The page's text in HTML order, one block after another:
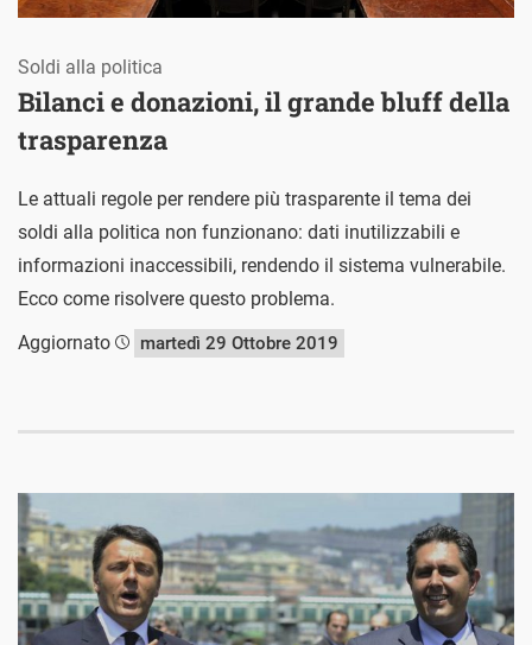
Bilanci e donazioni, il grande bluff della
trasparenza
Soldi alla politica
Le attuali regole per rendere più trasparente il tema dei
soldi alla politica non funzionano: dati inutilizzabili e
informazioni inaccessibili, rendendo il sistema vulnerabile.
Ecco come risolvere questo problema.
Aggiornato
martedì 29 Ottobre 2019